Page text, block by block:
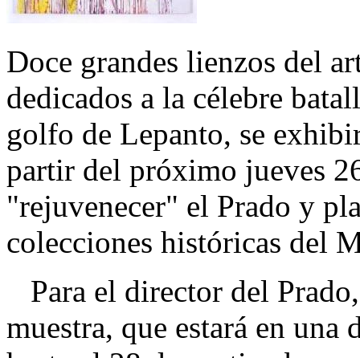
Doce grandes lienzos del
dedicados a la célebre
golfo de Lepanto, se
partir del próximo jueves
"rejuvenecer" el Prado y
colecciones históricas del
Para el director del
muestra, que estará en una